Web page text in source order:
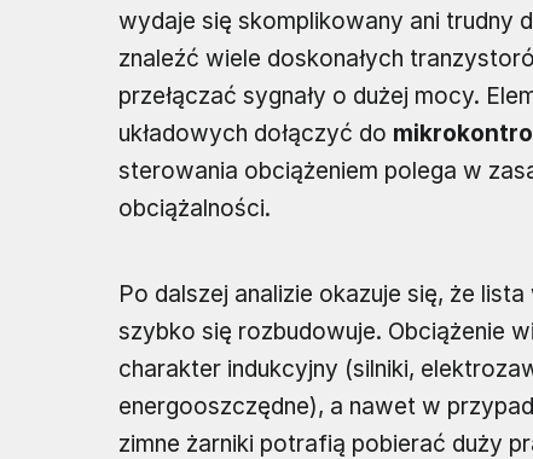
wydaje się skomplikowany ani trudny
znaleźć wiele doskonałych
przełączać sygnały o dużej mocy.
układowych dołączyć do
sterowania obciążeniem polega w
obciążalności.
Po dalszej analizie okazuje się, że
szybko się rozbudowuje. Obciążenie
charakter indukcyjny (silniki,
energooszczędne), a nawet w
zimne żarniki potrafią pobierać duży